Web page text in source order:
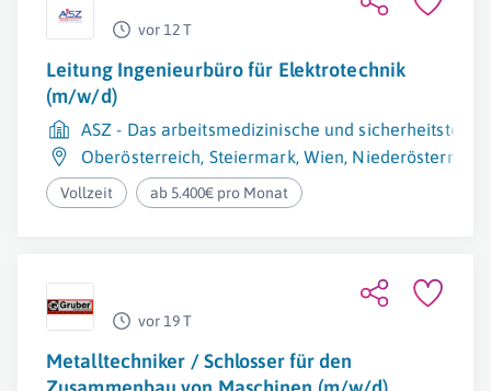
vor 12 T
Leitung Ingenieurbüro für Elektrotechnik
(m/w/d)
ASZ - Das arbeitsmedizinische und
Oberösterreich, Steiermark, Wien, Niederösterreich
Vollzeit ab 5.400€ pro Monat
vor 19 T
Metalltechniker / Schlosser für den